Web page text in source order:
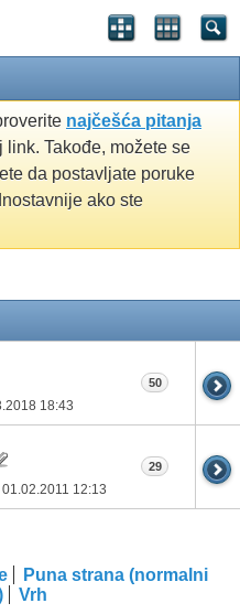
najčešća pitanja
Takođe, možete se
da postavljate poruke
ako ste
18:43
50
01.02.2011 12:13
29
Puna strana (normalni
Vrh